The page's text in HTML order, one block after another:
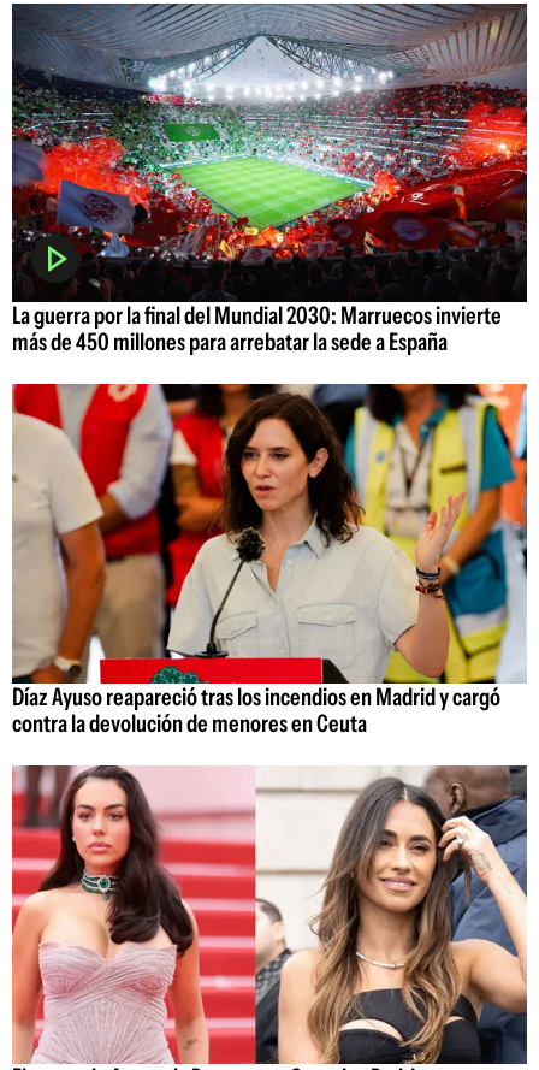
La guerra por la final del Mundial 2030: Marruecos invierte
más de 450 millones para arrebatar la sede a España
Díaz Ayuso reapareció tras los incendios en Madrid y cargó
contra la devolución de menores en Ceuta